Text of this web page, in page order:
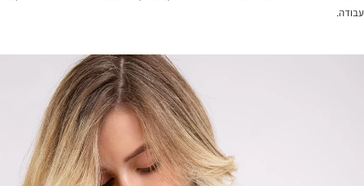
עבודה.